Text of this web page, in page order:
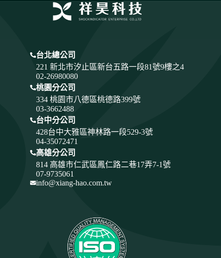
台北總公司
221 新北市汐止區新台五路一段81號9樓之4
02-26980080
桃園分公司
334 桃園市八德區桃德路399號
03-3662488
台中分公司
428台中大雅區神林路一段529-3號
04-35072471
高雄分公司
814 高雄市仁武區鳳仁路二巷17弄7-1號
07-9735061
info@xiang-hao.com.tw